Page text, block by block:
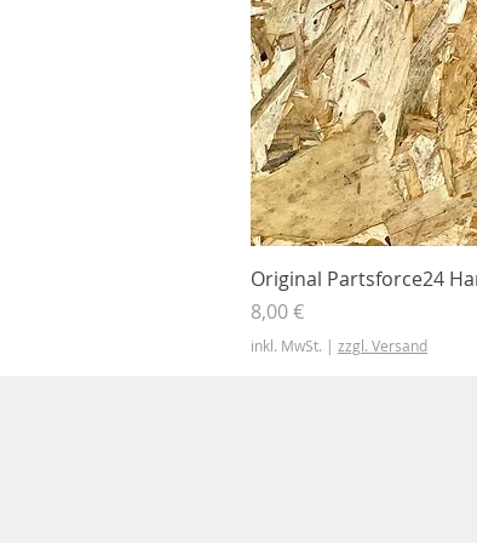
Original Partsforce24
Preis
8,00 €
inkl. MwSt. | zzgl. Versand